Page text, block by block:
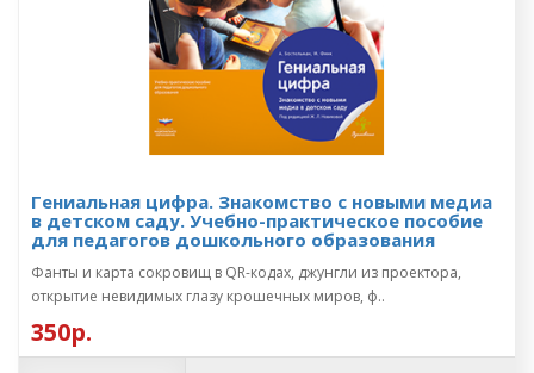
Гениальная цифра. Знакомство с новыми медиа
в детском саду. Учебно-практическое пособие
для педагогов дошкольного образования
Фанты и карта сокровищ в QR-кодах, джунгли из проектора,
открытие невидимых глазу крошечных миров, ф..
350р.